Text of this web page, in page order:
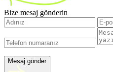
Bize mesaj gönderin
Mesaj gönder